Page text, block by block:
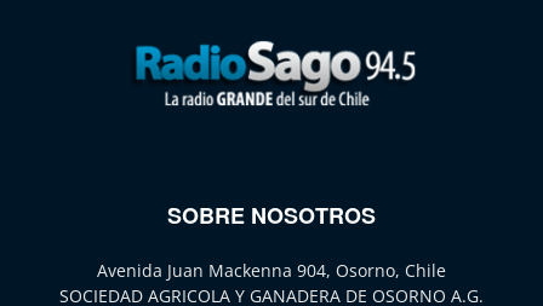
SOBRE NOSOTROS
Avenida Juan Mackenna 904, Osorno, Chile
SOCIEDAD AGRICOLA Y GANADERA DE OSORNO A.G.